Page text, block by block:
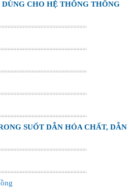
CHO HỆ THỐNG THÔNG
SUỐT DẪN HÓA CHẤT, DẪN